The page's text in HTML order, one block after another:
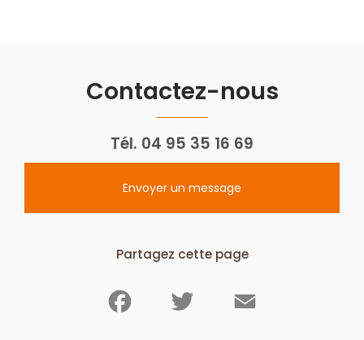
Contactez-nous
Tél. 04 95 35 16 69
Envoyer un message
Partagez cette page